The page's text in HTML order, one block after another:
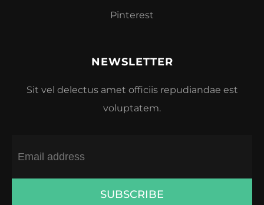
Pinterest
NEWSLETTER
Sit vel delectus amet officiis repudiandae est
voluptatem.
SUBSCRIBE